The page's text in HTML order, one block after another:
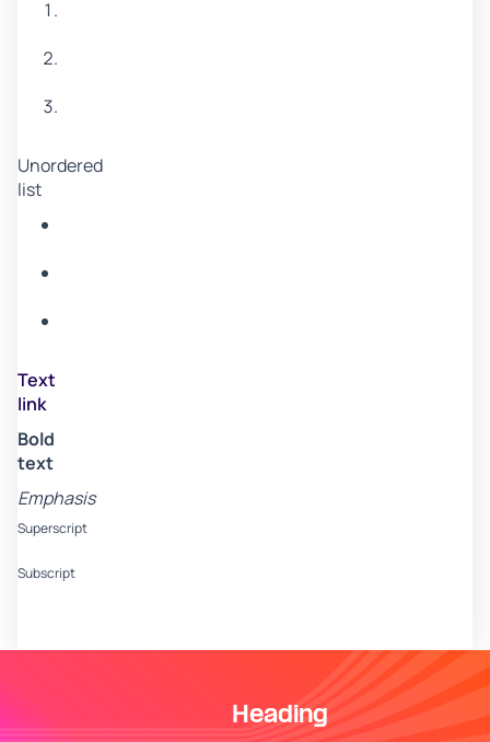
Unordered
list
Text
link
Bold
text
Emphasis
Superscript
Subscript
Heading